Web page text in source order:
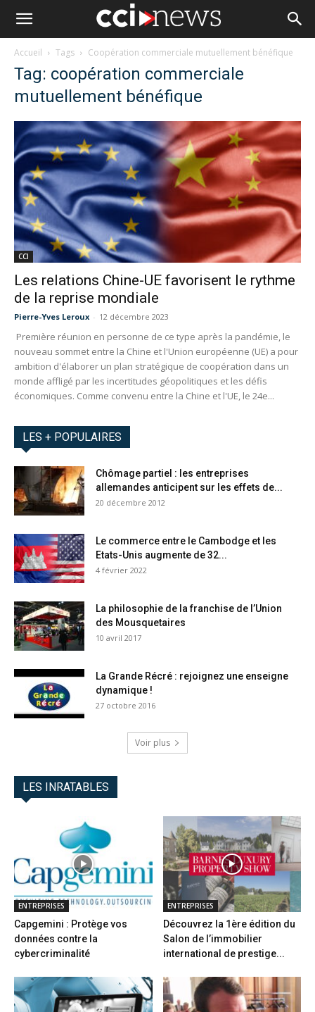
Accueil Tags Coopération commerciale mutuellement bénéfique
Tag: coopération commerciale
mutuellement bénéfique
CCI
Les relations Chine-UE favorisent le rythme
de la reprise mondiale
Pierre-Yves Leroux - 12 décembre 2023
Première réunion en personne de ce type après la pandémie, le
nouveau sommet entre la Chine et l'Union européenne (UE) a pour
ambition d'élaborer un plan stratégique de coopération dans un
monde affligé par les incertitudes géopolitiques et les défis
économiques. Comme convenu entre la Chine et l'UE, le 24e...
LES + POPULAIRES
Chômage partiel : les entreprises
allemandes anticipent sur les effets de...
20 décembre 2012
Le commerce entre le Cambodge et les
Etats-Unis augmente de 32...
4 février 2022
La philosophie de la franchise de l’Union
des Mousquetaires
10 avril 2017
La Grande Récré : rejoignez une enseigne
dynamique !
27 octobre 2016
Voir plus
LES INRATABLES
ENTREPRISES
Capgemini : Protège vos
données contre la
cybercriminalité
ENTREPRISES
Découvrez la 1ère édition du
Salon de l’immobilier
international de prestige...